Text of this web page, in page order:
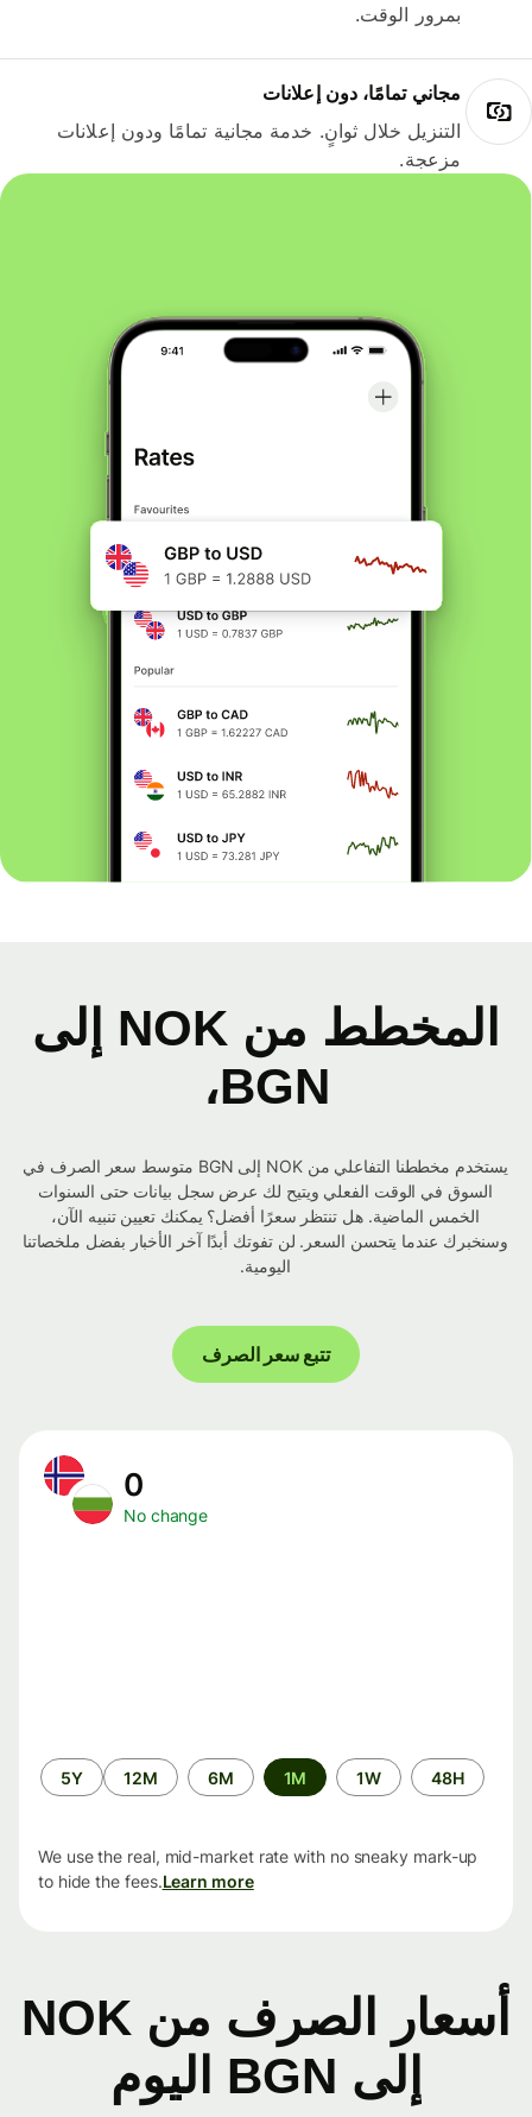
بمرور الوقت.
مجاني تمامًا، دون إعلانات
التنزيل خلال ثوانٍ. خدمة مجانية تمامًا ودون إعلانات
مزعجة.
المخطط من NOK إلى
BGN،
يستخدم مخططنا التفاعلي من NOK إلى BGN متوسط ​​سعر الصرف في
السوق في الوقت الفعلي ويتيح لك عرض سجل بيانات حتى السنوات
الخمس الماضية. هل تنتظر سعرًا أفضل؟ يمكنك تعيين تنبيه الآن،
وسنخبرك عندما يتحسن السعر. لن تفوتك أبدًا آخر الأخبار بفضل ملخصاتنا
اليومية.
تتبع سعر الصرف
No change
الفترة
الزمنية
48H
1W
1M
6M
12M
5Y
We use the real, mid-market rate with no sneaky mark-up
to hide the fees.Learn more
أسعار الصرف من NOK
إلى BGN اليوم